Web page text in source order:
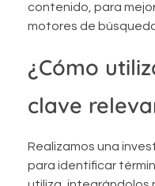
contenido, para
motores de
¿Cómo
clave
Realizamos una
para identificar